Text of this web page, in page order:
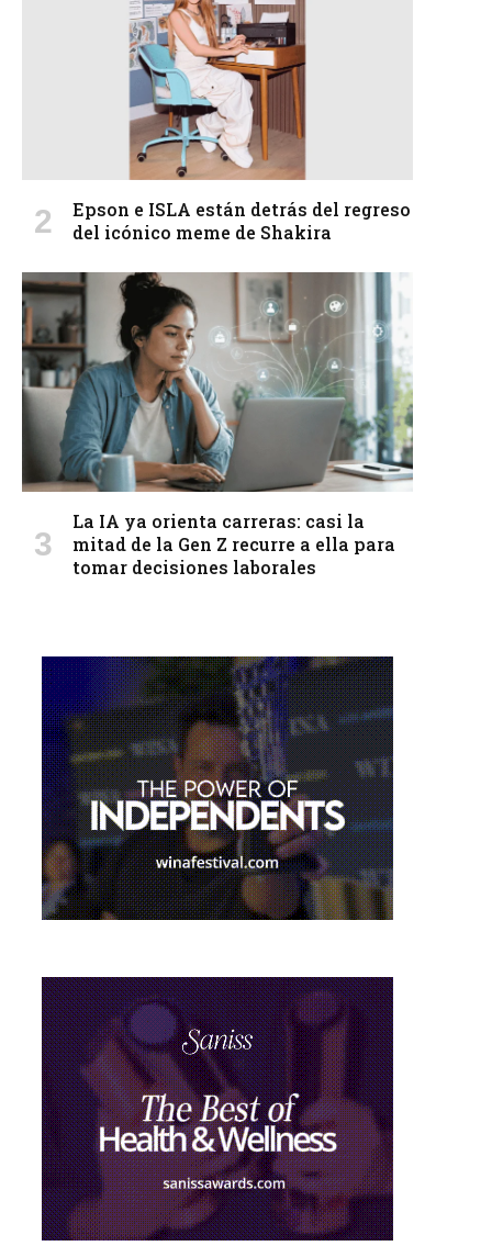
Epson e ISLA están detrás del regreso
del icónico meme de Shakira
La IA ya orienta carreras: casi la
mitad de la Gen Z recurre a ella para
tomar decisiones laborales